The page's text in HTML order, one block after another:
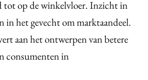
tot op de winkelvloer. Inzicht in
in het gevecht om marktaandeel.
aan het ontwerpen van betere
consumenten in